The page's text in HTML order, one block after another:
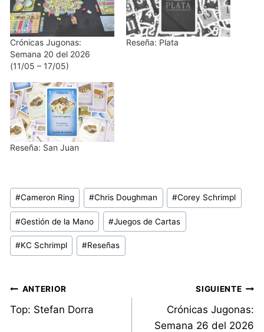
Crónicas Jugonas:
Semana 20 del 2026
(11/05 – 17/05)
Reseña: Plata
Reseña: San Juan
Etiquetas
de
la
entrada:
#Cameron Ring #Chris Doughman #Corey Schrimpl
#Gestión de la Mano #Juegos de Cartas
#KC Schrimpl #Reseñas
Navegación
de
ANTERIOR
Top: Stefan Dorra
SIGUIENTE
Crónicas Jugonas:
Semana 26 del 2026